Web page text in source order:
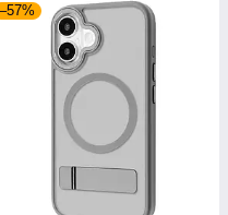
–57%